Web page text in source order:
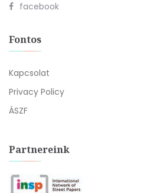
facebook
Fontos
Kapcsolat
Privacy Policy
ÁSZF
Partnereink